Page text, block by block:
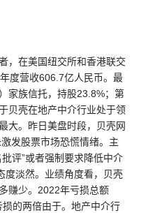
，在美国纽交所和香港联交
度营收606.7亿人民币。最
家族信托，持股23.8%；第
贝壳在地产中介行业处于领
大。昨日美盘时段，贝壳网
发股票市场恐慌情绪。主
评”或者强制要求降低中介
度淡然。业绩角度看，贝壳
赚少。2022年亏损总额
的两倍由于。地产中介行